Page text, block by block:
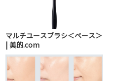
マルチユースブラシ＜ベース＞
| 美的.com